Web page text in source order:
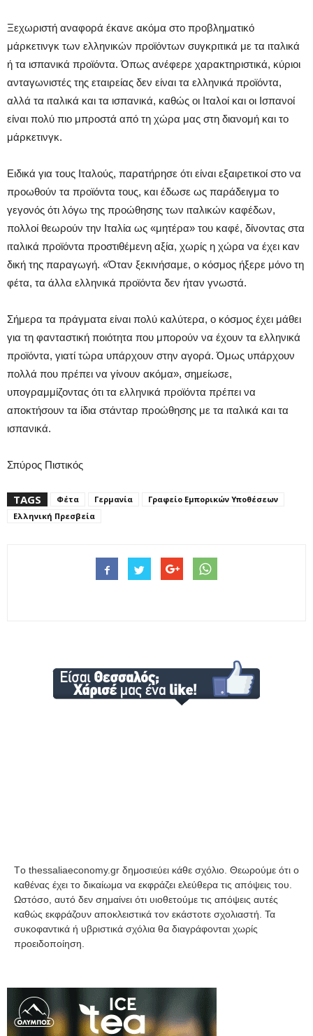
Ξεχωριστή αναφορά έκανε ακόμα στο προβληματικό
μάρκετινγκ των ελληνικών προϊόντων συγκριτικά με τα ιταλικά
ή τα ισπανικά προϊόντα. Όπως ανέφερε χαρακτηριστικά, κύριοι
ανταγωνιστές της εταιρείας δεν είναι τα ελληνικά προϊόντα,
αλλά τα ιταλικά και τα ισπανικά, καθώς οι Ιταλοί και οι Ισπανοί
είναι πολύ πιο μπροστά από τη χώρα μας στη διανομή και το
μάρκετινγκ.
Ειδικά για τους Ιταλούς, παρατήρησε ότι είναι εξαιρετικοί στο να
προωθούν τα προϊόντα τους, και έδωσε ως παράδειγμα το
γεγονός ότι λόγω της προώθησης των ιταλικών καφέδων,
πολλοί θεωρούν την Ιταλία ως «μητέρα» του καφέ, δίνοντας στα
ιταλικά προϊόντα προστιθέμενη αξία, χωρίς η χώρα να έχει καν
δική της παραγωγή. «Όταν ξεκινήσαμε, ο κόσμος ήξερε μόνο τη
φέτα, τα άλλα ελληνικά προϊόντα δεν ήταν γνωστά.
Σήμερα τα πράγματα είναι πολύ καλύτερα, ο κόσμος έχει μάθει
για τη φανταστική ποιότητα που μπορούν να έχουν τα ελληνικά
προϊόντα, γιατί τώρα υπάρχουν στην αγορά. Όμως υπάρχουν
πολλά που πρέπει να γίνουν ακόμα», σημείωσε,
υπογραμμίζοντας ότι τα ελληνικά προϊόντα πρέπει να
αποκτήσουν τα ίδια στάνταρ προώθησης με τα ιταλικά και τα
ισπανικά.
Σπύρος Πιστικός
TAGS Φέτα Γερμανία
Γραφείο Εμπορικών Υποθέσεων
Ελληνική Πρεσβεία
Tο thessaliaeconomy.gr δημοσιεύει κάθε σχόλιο. Θεωρούμε ότι ο
καθένας έχει το δικαίωμα να εκφράζει ελεύθερα τις απόψεις του.
Ωστόσο, αυτό δεν σημαίνει ότι υιοθετούμε τις απόψεις αυτές
καθώς εκφράζουν αποκλειστικά τον εκάστοτε σχολιαστή. Τα
συκοφαντικά ή υβριστικά σχόλια θα διαγράφονται χωρίς
προειδοποίηση.